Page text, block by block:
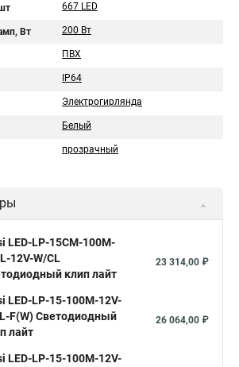
667 LED
Вт 200 Вт
ПВХ
IP64
Электрогирлянда
Белый
прозрачный
LED-LP-15СМ-100M-
12V-W/CL
клип лайт
23 314,00 ₽
LED-LP-15-100M-12V-
F(W) Светодиодный
лайт
26 064,00 ₽
LED-LP-15-100M-12V-